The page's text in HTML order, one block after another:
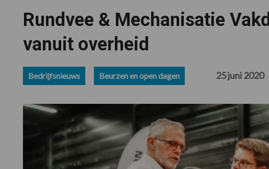
Rundvee & Mechanisatie
vanuit overheid
Bedrijfsnieuws Beurzen en open dagen 25 juni 2020